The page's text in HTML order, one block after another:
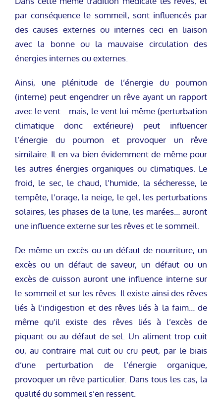
par conséquence le sommeil, sont influencés par
des causes externes ou internes ceci en liaison
avec la bonne ou la mauvaise circulation des
énergies internes ou externes.
Ainsi, une plénitude de l’énergie du poumon
(interne) peut engendrer un rêve ayant un rapport
avec le vent… mais, le vent lui-même (perturbation
climatique donc extérieure) peut influencer
l’énergie du poumon et provoquer un rêve
similaire. Il en va bien évidemment de même pour
les autres énergies organiques ou climatiques. Le
froid, le sec, le chaud, l’humide, la sécheresse, le
tempête, l’orage, la neige, le gel, les perturbations
solaires, les phases de la lune, les marées… auront
une influence externe sur les rêves et le sommeil.
De même un excès ou un défaut de nourriture, un
excès ou un défaut de saveur, un défaut ou un
excès de cuisson auront une influence interne sur
le sommeil et sur les rêves. Il existe ainsi des rêves
liés à l’indigestion et des rêves liés à la faim… de
même qu’il existe des rêves liés à l’excès de
piquant ou au défaut de sel. Un aliment trop cuit
ou, au contraire mal cuit ou cru peut, par le biais
d’une perturbation de l’énergie organique,
provoquer un rêve particulier. Dans tous les cas, la
qualité du sommeil s’en ressent.